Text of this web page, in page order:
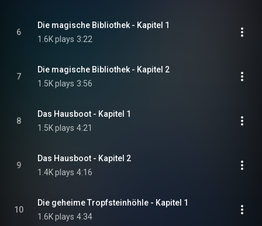
6
Die magische Bibliothek - Kapitel 1
1.6K plays 3:22
7
Die magische Bibliothek - Kapitel 2
1.5K plays 3:56
8
Das Hausboot - Kapitel 1
1.5K plays 4:21
9
Das Hausboot - Kapitel 2
1.4K plays 4:16
10
Die geheime Tropfsteinhöhle - Kapitel 1
1.6K plays 4:34